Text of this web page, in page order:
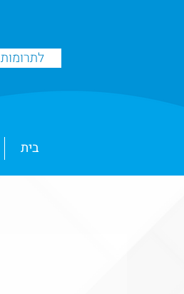
בית
לתרומות